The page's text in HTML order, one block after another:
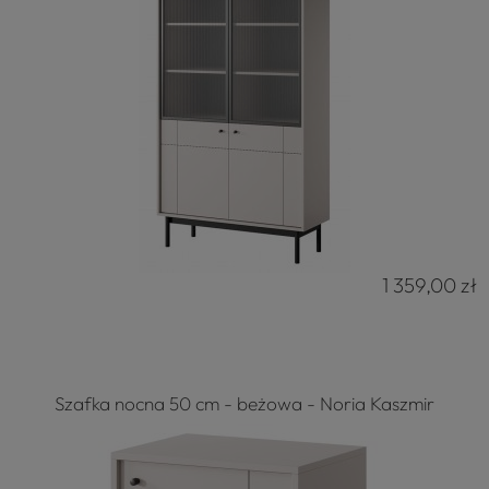
1 359,00 zł
Szafka nocna 50 cm - beżowa - Noria Kaszmir